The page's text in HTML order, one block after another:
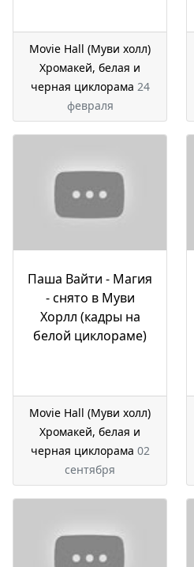
Movie Hall (Муви холл)
Хромакей, белая и
черная циклорама 24
февраля
Паша Вайти - Магия
- снято в Муви
Хорлл (кадры на
белой циклораме)
Movie Hall (Муви холл)
Хромакей, белая и
черная циклорама 02
сентября